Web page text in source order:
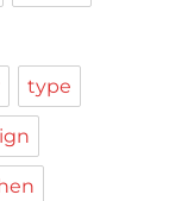
type